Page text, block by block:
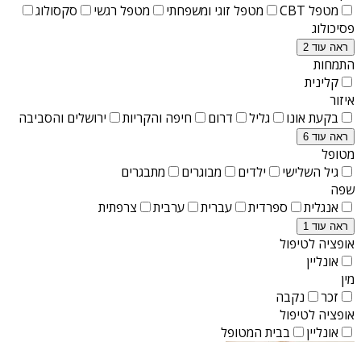
מטפל CBT
מטפל זוגי ומשפחתי מטפל רגשי
סקסולוג
פסיכולוג
ראה עוד 2
התמחות
קלינית
איזור
בקעת אונו
גליל דרום חיפה והקריות ירושלים והסביבה
ראה עוד 6
מטופל
גיל השלישי
ילדים מבוגרים
מתבגרים
שפה
אנגלית
ספרדית עברית ערבית צרפתית
ראה עוד 1
אופציה לטיפול
אונליין
מין
זכר
נקבה
אופציה לטיפול
אונליין
בבית המטופל